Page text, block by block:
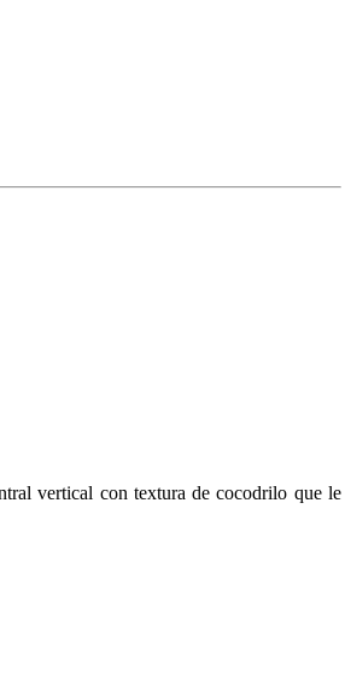
vertical con textura de cocodrilo que le